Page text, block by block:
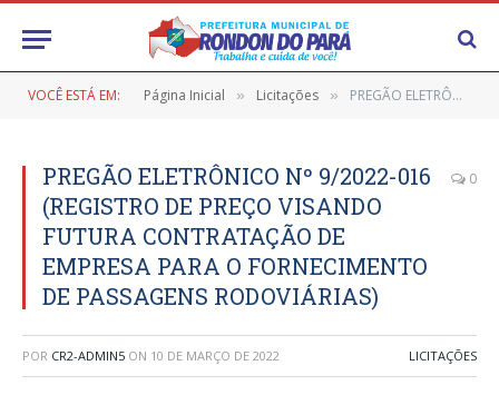
VOCÊ ESTÁ EM: Página Inicial » Licitações » PREGÃO ELETRÔNICO Nº 9/2022-016 (REGISTRO DE PREÇO VISANDO FUTURA CONTRATAÇÃO DE EMPRESA PARA O FORNECIMENTO DE PASSAGENS RODOVIÁRIAS)
PREGÃO ELETRÔNICO Nº 9/2022-016
(REGISTRO DE PREÇO VISANDO
FUTURA CONTRATAÇÃO DE
EMPRESA PARA O FORNECIMENTO
DE PASSAGENS RODOVIÁRIAS)
0
POR CR2-ADMIN5 ON 10 DE MARÇO DE 2022 LICITAÇÕES